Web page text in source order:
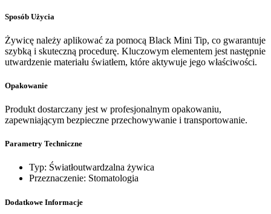
Sposób Użycia
Żywicę należy aplikować za pomocą Black Mini Tip, co gwarantuje
szybką i skuteczną procedurę. Kluczowym elementem jest następnie
utwardzenie materiału światłem, które aktywuje jego właściwości.
Opakowanie
Produkt dostarczany jest w profesjonalnym opakowaniu,
zapewniającym bezpieczne przechowywanie i transportowanie.
Parametry Techniczne
Typ: Światłoutwardzalna żywica
Przeznaczenie: Stomatologia
Dodatkowe Informacje